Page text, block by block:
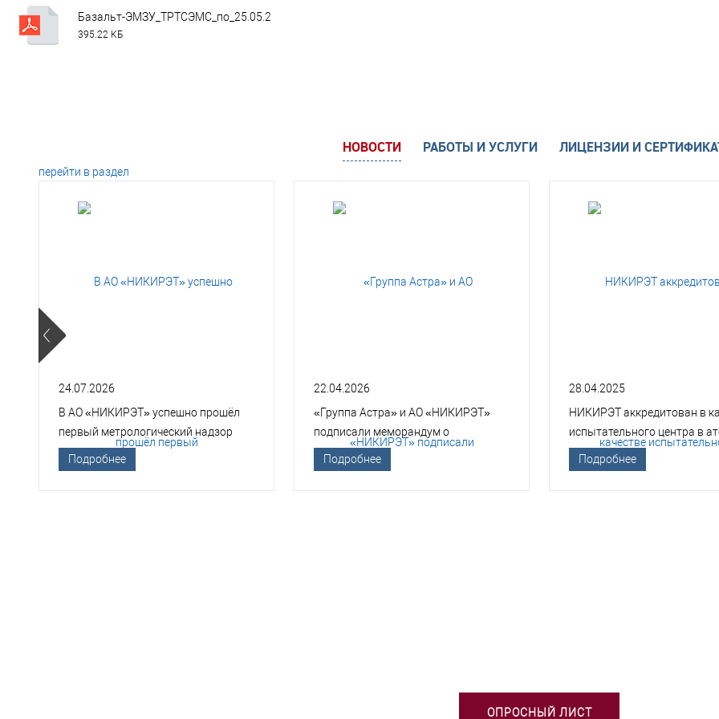
Базальт-ЭМЗУ_ТРТСЭМС_по_25.05.2030.pdf
395.22 КБ
НОВОСТИ РАБОТЫ И УСЛУГИ ЛИЦЕНЗИИ И
перейти в раздел
24.07.2026
В АО «НИКИРЭТ» успешно прошёл
первый метрологический надзор
Госкорпорации «Росатом»
Подробнее
22.04.2026
«Группа Астра» и АО «НИКИРЭТ»
подписали меморандум о
технологическом сотрудничестве
Подробнее
28.04.2025
НИКИРЭТ аккредитован в
испытательного центра в
отрасли
Подробнее
ОПРОСНЫЙ ЛИСТ